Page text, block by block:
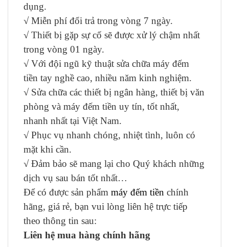
dụng.
√ Miễn phí đổi trả trong vòng 7 ngày.
√ Thiết bị gặp sự cố sẽ được xử lý chậm nhất
trong vòng 01 ngày.
√ Với đội ngũ kỹ thuật sửa chữa máy đếm
tiền tay nghề cao, nhiều năm kinh nghiệm.
√ Sửa chữa các thiết bị ngân hàng, thiết bị văn
phòng và máy đếm tiền uy tín, tốt nhất,
nhanh nhất tại Việt Nam.
√ Phục vụ nhanh chóng, nhiệt tình, luôn có
mặt khi cần.
√ Đảm bảo sẽ mang lại cho Quý khách những
dịch vụ sau bán tốt nhất…
Để có được sản phẩm máy đếm tiền chính
hãng, giá rẻ, bạn vui lòng liên hệ trực tiếp
theo thông tin sau:
Liên hệ mua hàng chính hãng